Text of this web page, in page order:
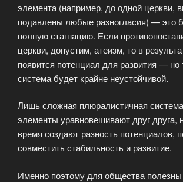
элемента (например, до одной церкви,
подавлены любые разногласия) — это
полную стагнацию. Если
церкви, допустим, атеизм, то в
появится потенциал для развития — но
система будет крайне неустойчивой.
Лишь сложная плюралистичная
элементы уравновешивают друг друга,
время создают разность потенциалов,
совместить стабильность и развитие.
Именно поэтому для общества полезны